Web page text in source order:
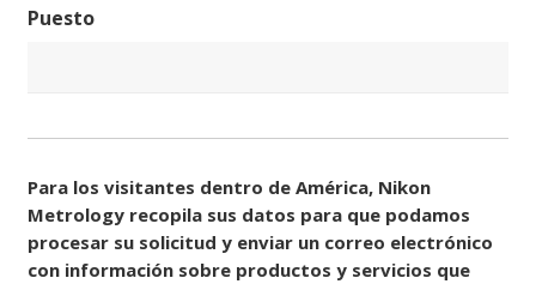
Puesto
Para los visitantes dentro de América, Nikon
Metrology recopila sus datos para que podamos
procesar su solicitud y enviar un correo electrónico
con información sobre productos y servicios que